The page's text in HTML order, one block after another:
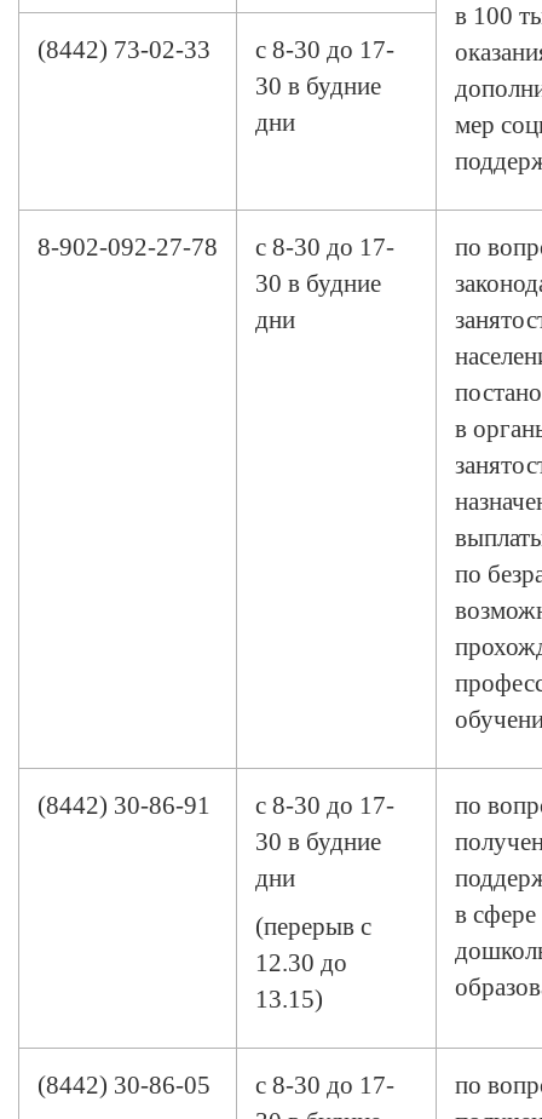
в 100
мер
(8442) 73-02-33
с 8-30 до 17-
30 в будние
дни
8-902-092-27-78
с 8-30 до 17-
30 в будние
дни
по
в
по
(8442) 30-86-91
с 8-30 до 17-
30 в будние
дни
(перерыв с
12.30 до
13.15)
по
в сфере
(8442) 30-86-05
с 8-30 до 17-
по